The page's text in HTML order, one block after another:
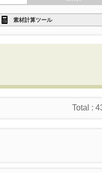
素材計算ツール
Total :